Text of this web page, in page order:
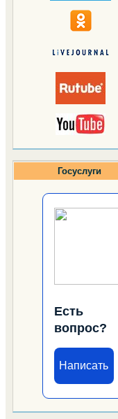
Госуслуги
Есть
вопрос?
Написать